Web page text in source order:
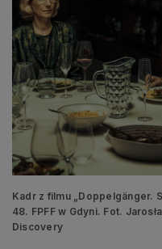
Kadr z filmu „Doppelgänger.
48. FPFF w Gdyni. Fot.
Discovery